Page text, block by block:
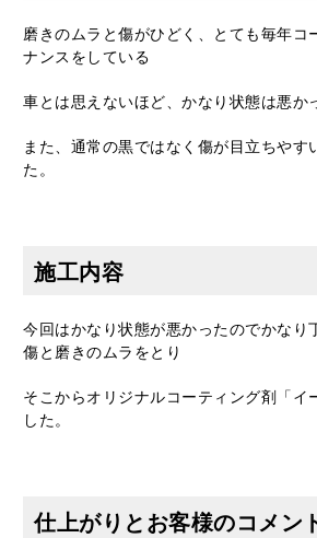
磨きのムラと傷がひどく、とても毎年コ
ナンスをしている
車とは思えないほど、かなり状態は悪か
また、通常の黒ではなく傷が目立ちやす
た。
施工内容
今回はかなり状態が悪かったのでかなり
傷と磨きのムラをとり
そこからオリジナルコーティング剤「イ
した。
仕上がりとお客様のコメン